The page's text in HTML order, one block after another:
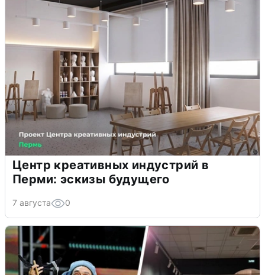
Центр креативных индустрий в
Перми: эскизы будущего
7 августа 0